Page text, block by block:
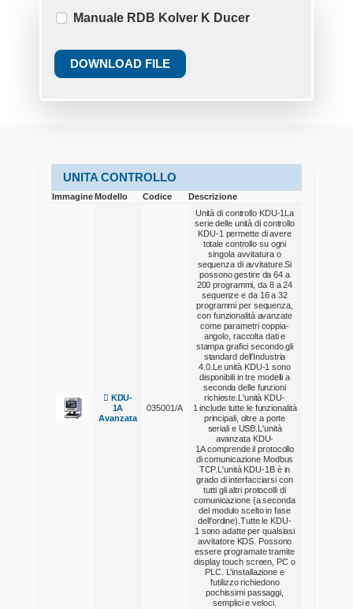
Manuale RDB Kolver K Ducer
DOWNLOAD FILE
UNITA CONTROLLO
Immagine Modello Codice Descrizione
KDU-
1A
Avanzata
035001/A
Unità di controllo KDU-1La
serie delle unità di controllo
KDU-1 permette di avere
totale controllo su ogni
singola avvitatura o
sequenza di avvitature.Si
possono gestire da 64 a
200 programmi, da 8 a 24
sequenze e da 16 a 32
programmi per sequenza,
con funzionalità avanzate
come parametri coppia-
angolo, raccolta dati e
stampa grafici secondo gli
standard dell'Industria
4.0.Le unità KDU-1 sono
disponibili in tre modelli a
seconda delle funzioni
richieste.L'unità KDU-
1 include tutte le funzionalità
principali, oltre a porte
seriali e USB.L'unità
avanzata KDU-
1A comprende il protocollo
di comunicazione Modbus
TCP.L'unità KDU-1B è in
grado di interfacciarsi con
tutti gli altri protocolli di
comunicazione (a seconda
del modulo scelto in fase
dell'ordine).Tutte le KDU-
1 sono adatte per qualsiasi
avvitatore KDS. Possono
essere programate tramite
display touch screen, PC o
PLC. L'installazione e
l'utilizzo richiedono
pochissimi passaggi,
semplici e veloci.